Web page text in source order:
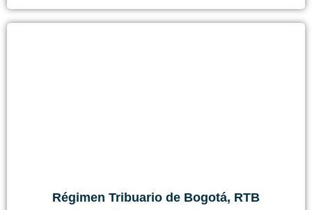
Régimen Tribuario de Bogotá, RTB